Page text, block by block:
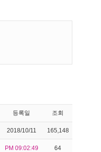
등록일 조회
2018/10/11 165,148
PM 09:02:49 64